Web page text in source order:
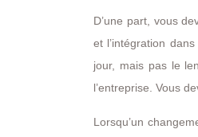
D’une part, vous
et l’intégration
jour, mais pas le
l’entreprise. Vous
Lorsqu’un